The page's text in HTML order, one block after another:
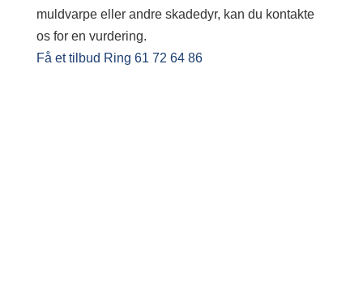
muldvarpe eller andre skadedyr, kan du kontakte
os for en vurdering.
Få et tilbud Ring 61 72 64 86